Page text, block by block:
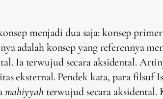
menjadi dua saja: konsep
adalah konsep yang referennya
Ia terwujud secara aksidental.
eksternal. Pendek kata, para filsuf
mahiyyahterwujud secara